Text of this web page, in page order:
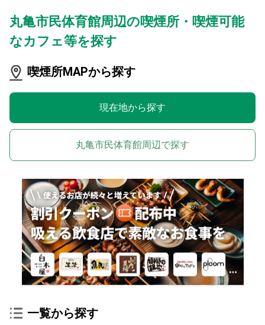
丸亀市民体育館周辺の喫煙所・喫煙可能
なカフェ等を探す
喫煙所MAPから探す
現在地から探す
丸亀市民体育館周辺で探す
一覧から探す